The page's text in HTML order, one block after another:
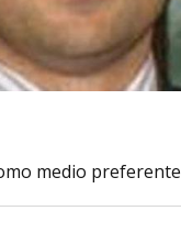
medio preferente